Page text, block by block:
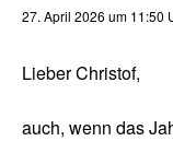
27. April 2026 um 11:50
Lieber Christof,
auch, wenn das